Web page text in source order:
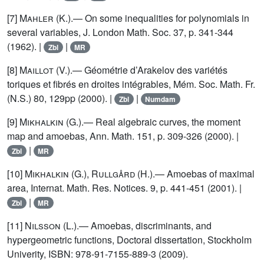
[7] Mahler (K.).— On some inequalities for polynomials in
several variables, J. London Math. Soc. 37, p. 341-344
(1962). |
Zbl | MR
[8] Maillot (V.).— Géométrie d’Arakelov des variétés
toriques et fibrés en droites intégrables, Mém. Soc. Math. Fr.
(N.S.) 80, 129pp (2000). |
Zbl | Numdam
[9] Mikhalkin (G.).— Real algebraic curves, the moment
map and amoebas, Ann. Math. 151, p. 309-326 (2000). |
Zbl | MR
[10] Mikhalkin (G.), Rullgård (H.).— Amoebas of maximal
area, Internat. Math. Res. Notices. 9, p. 441-451 (2001). |
Zbl | MR
[11] Nilsson (L.).— Amoebas, discriminants, and
hypergeometric functions, Doctoral dissertation, Stockholm
Univerity, ISBN: 978-91-7155-889-3 (2009).